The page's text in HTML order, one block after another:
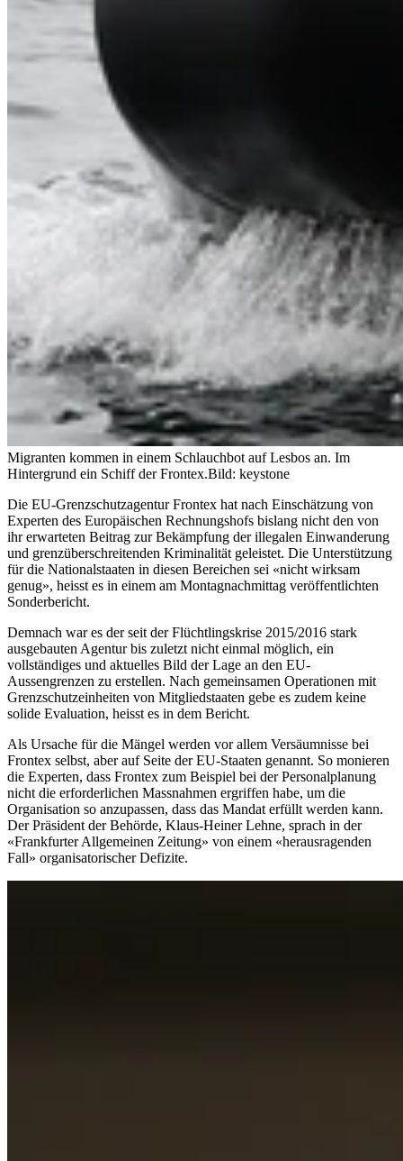
Migranten kommen in einem Schlauchbot auf Lesbos an. Im
Hintergrund ein Schiff der Frontex.Bild: keystone
Die EU-Grenzschutzagentur Frontex hat nach Einschätzung von
Experten des Europäischen Rechnungshofs bislang nicht den von
ihr erwarteten Beitrag zur Bekämpfung der illegalen Einwanderung
und grenzüberschreitenden Kriminalität geleistet. Die Unterstützung
für die Nationalstaaten in diesen Bereichen sei «nicht wirksam
genug», heisst es in einem am Montagnachmittag veröffentlichten
Sonderbericht.
Demnach war es der seit der Flüchtlingskrise 2015/2016 stark
ausgebauten Agentur bis zuletzt nicht einmal möglich, ein
vollständiges und aktuelles Bild der Lage an den EU-
Aussengrenzen zu erstellen. Nach gemeinsamen Operationen mit
Grenzschutzeinheiten von Mitgliedstaaten gebe es zudem keine
solide Evaluation, heisst es in dem Bericht.
Als Ursache für die Mängel werden vor allem Versäumnisse bei
Frontex selbst, aber auf Seite der EU-Staaten genannt. So monieren
die Experten, dass Frontex zum Beispiel bei der Personalplanung
nicht die erforderlichen Massnahmen ergriffen habe, um die
Organisation so anzupassen, dass das Mandat erfüllt werden kann.
Der Präsident der Behörde, Klaus-Heiner Lehne, sprach in der
«Frankfurter Allgemeinen Zeitung» von einem «herausragenden
Fall» organisatorischer Defizite.